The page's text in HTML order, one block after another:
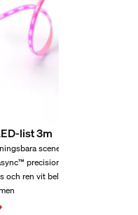
list 3m
scener och effekter
precisionsfärgblandning
och ren vit belysning